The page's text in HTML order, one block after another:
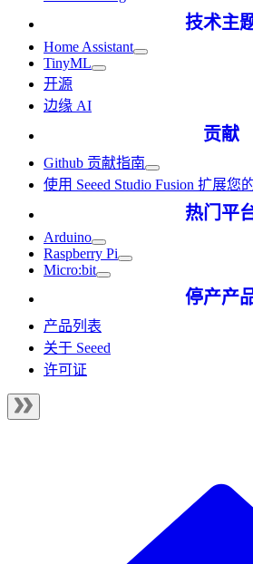
技术主
Home Assistant
TinyML
开源
边缘 AI
贡献
Github 贡献指南
使用 Seeed Studio Fusion 扩展您
热门平
Arduino
Raspberry Pi
Micro:bit
停产产
产品列表
关于 Seeed
许可证